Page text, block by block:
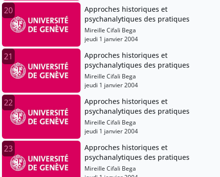
20
Approches historiques et
psychanalytiques des pratiques
Mireille Cifali Bega
jeudi 1 janvier 2004
21
Approches historiques et
psychanalytiques des pratiques
Mireille Cifali Bega
jeudi 1 janvier 2004
22
Approches historiques et
psychanalytiques des pratiques
Mireille Cifali Bega
jeudi 1 janvier 2004
23
Approches historiques et
psychanalytiques des pratiques
Mireille Cifali Bega